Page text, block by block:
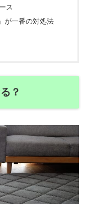
ス
が一番の対処法
？